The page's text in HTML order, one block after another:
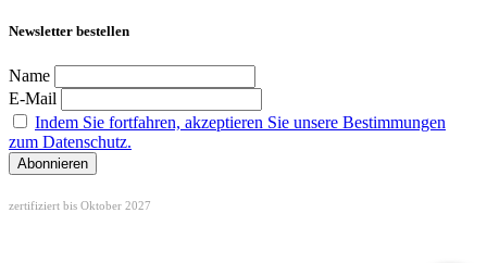
Newsletter bestellen
Name
E-Mail
Indem Sie fortfahren, akzeptieren Sie unsere Bestimmungen
zum Datenschutz.
zertifiziert bis Oktober 2027